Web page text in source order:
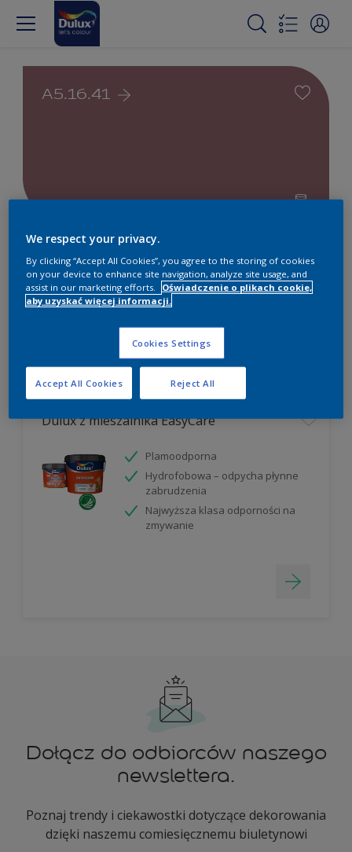
A5.16.41
Farby białe i kolorowe do
wnętrz i na zewnątrz
1Produkty znalezione
Filter
Dulux z mieszalnika EasyCare
Plamoodporna
Hydrofobowa – odpycha płynne
zabrudzenia
Najwyższa klasa odporności na
zmywanie
Dołącz do odbiorców naszego
newslettera.
Poznaj trendy i ciekawostki dotyczące dekorowania
dzięki naszemu comiesięcznemu biuletynowi
We respect your privacy.
By clicking “Accept All Cookies”, you agree to the storing of cookies
on your device to enhance site navigation, analyze site usage, and
assist in our marketing efforts.
Oświadczenie o plikach cookie,
aby uzyskać więcej informacji.
Cookies Settings
Reject All
Accept All Cookies